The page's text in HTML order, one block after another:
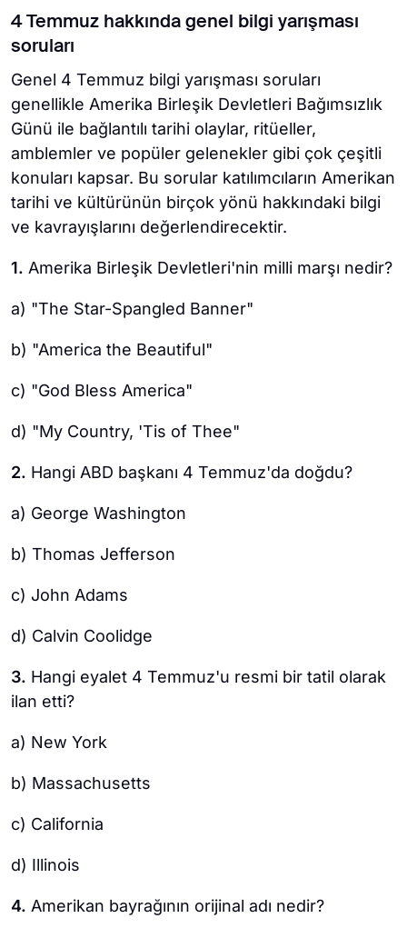
4 Temmuz hakkında genel bilgi yarışması
soruları
Genel 4 Temmuz bilgi yarışması soruları
genellikle Amerika Birleşik Devletleri Bağımsızlık
Günü ile bağlantılı tarihi olaylar, ritüeller,
amblemler ve popüler gelenekler gibi çok çeşitli
konuları kapsar. Bu sorular katılımcıların Amerikan
tarihi ve kültürünün birçok yönü hakkındaki bilgi
ve kavrayışlarını değerlendirecektir.
1. Amerika Birleşik Devletleri'nin milli marşı nedir?
a) "The Star-Spangled Banner"
b) "America the Beautiful"
c) "God Bless America"
d) "My Country, 'Tis of Thee"
2. Hangi ABD başkanı 4 Temmuz'da doğdu?
a) George Washington
b) Thomas Jefferson
c) John Adams
d) Calvin Coolidge
3. Hangi eyalet 4 Temmuz'u resmi bir tatil olarak
ilan etti?
a) New York
b) Massachusetts
c) California
d) Illinois
4. Amerikan bayrağının orijinal adı nedir?